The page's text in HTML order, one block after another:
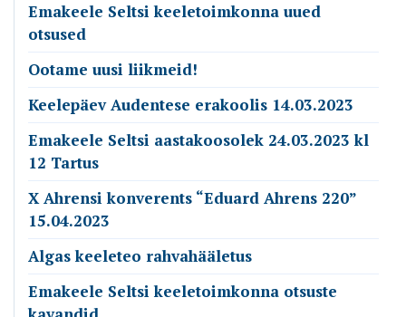
Emakeele Seltsi keeletoimkonna uued
otsused
Ootame uusi liikmeid!
Keelepäev Audentese erakoolis 14.03.2023
Emakeele Seltsi aastakoosolek 24.03.2023 kl
12 Tartus
X Ahrensi konverents “Eduard Ahrens 220”
15.04.2023
Algas keeleteo rahvahääletus
Emakeele Seltsi keeletoimkonna otsuste